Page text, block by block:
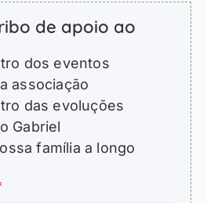
de apoio ao
dos eventos
associação
das evoluções
Gabriel
família a longo